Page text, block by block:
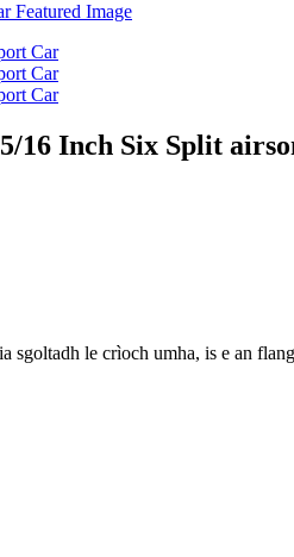
16 Inch Six Split
le crìoch umha, is e an